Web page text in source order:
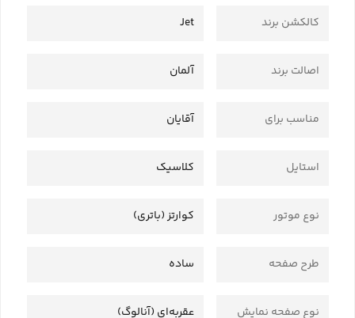
کالکشن برند Jet
اصالت برند آلمان
مناسب برای آقایان
استایل کلاسیک
نوع موتور کوارتز (باتری)
طرح صفحه ساده
نوع صفحه نمایش عقربه‌ای (آنالوگ)